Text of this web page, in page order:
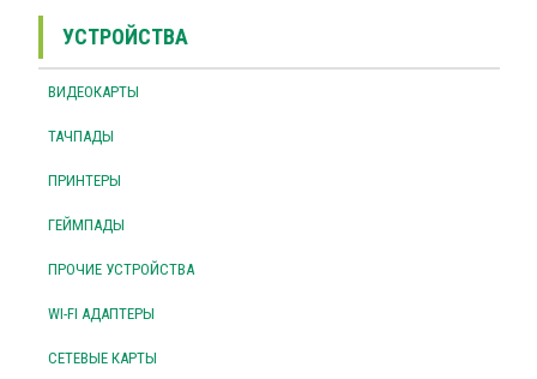
УСТРОЙСТВА
ВИДЕОКАРТЫ
ТАЧПАДЫ
ПРИНТЕРЫ
ГЕЙМПАДЫ
ПРОЧИЕ УСТРОЙСТВА
WI-FI АДАПТЕРЫ
СЕТЕВЫЕ КАРТЫ